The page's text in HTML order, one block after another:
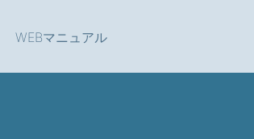
WEBマニュアル